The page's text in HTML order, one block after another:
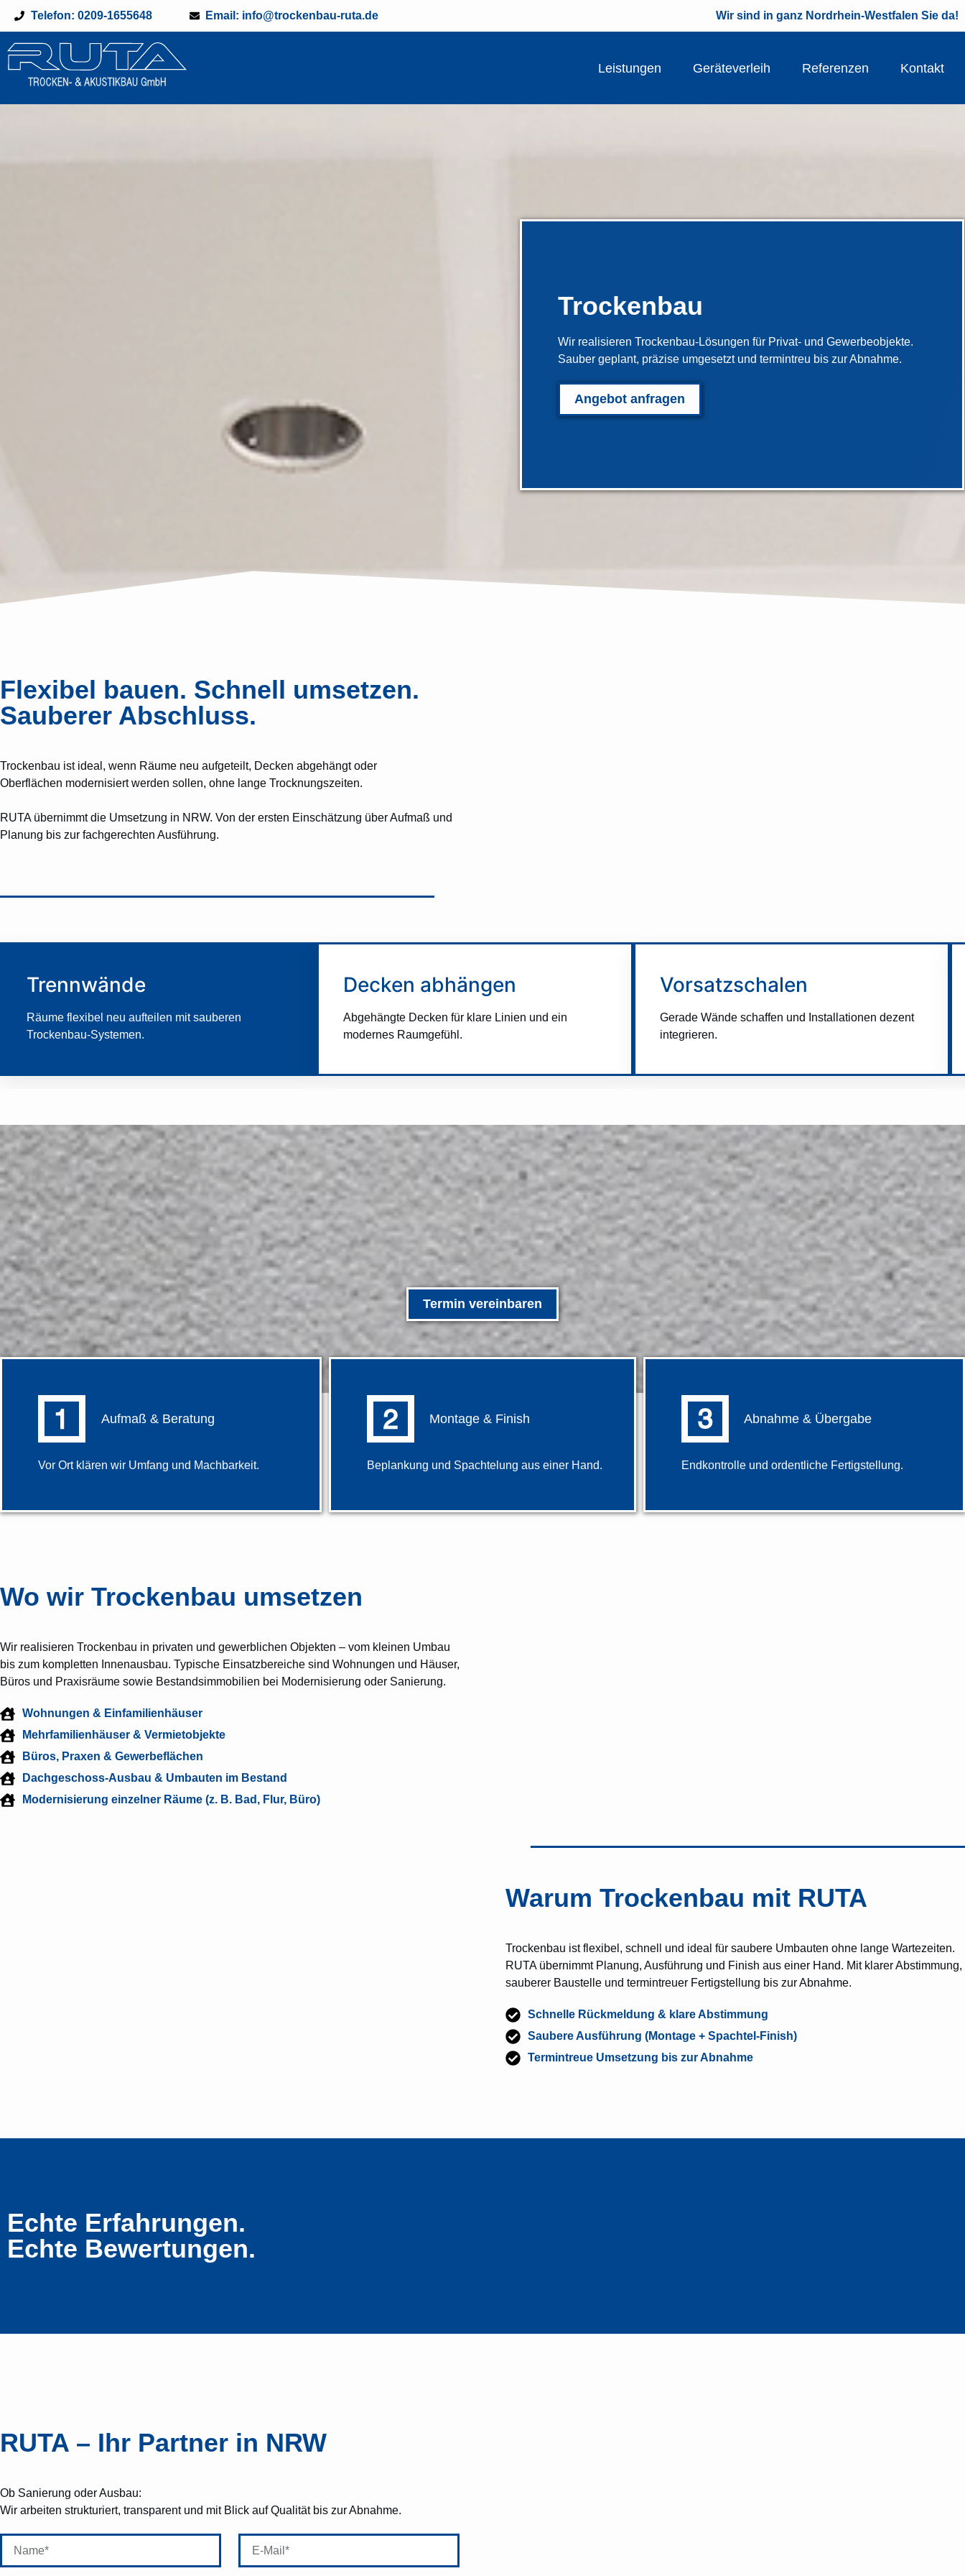
Telefon: 0209-1655648 Email: info@trockenbau-ruta.de Wir sind in ganz Nordrhein-Westfalen Sie da!
Leistungen Geräteverleih Referenzen Kontakt
Trockenbau
Wir realisieren Trockenbau-Lösungen für Privat- und Gewerbeobjekte.
Sauber geplant, präzise umgesetzt und termintreu bis zur Abnahme.
Angebot anfragen
Flexibel bauen. Schnell umsetzen.
Sauberer Abschluss.
Trockenbau ist ideal, wenn Räume neu aufgeteilt, Decken abgehängt oder
Oberflächen modernisiert werden sollen, ohne lange Trocknungszeiten.
RUTA übernimmt die Umsetzung in NRW. Von der ersten Einschätzung über Aufmaß und
Planung bis zur fachgerechten Ausführung.
Trennwände
Räume flexibel neu aufteilen mit sauberen
Trockenbau-Systemen.
Decken abhängen
Abgehängte Decken für klare Linien und ein
modernes Raumgefühl.
Vorsatzschalen
Gerade Wände schaffen und Installationen dezent
integrieren.
Termin vereinbaren
Aufmaß & Beratung
Vor Ort klären wir Umfang und Machbarkeit.
Montage & Finish
Beplankung und Spachtelung aus einer Hand.
Abnahme & Übergabe
Endkontrolle und ordentliche Fertigstellung.
Wo wir Trockenbau umsetzen
Wir realisieren Trockenbau in privaten und gewerblichen Objekten – vom kleinen Umbau
bis zum kompletten Innenausbau. Typische Einsatzbereiche sind Wohnungen und Häuser,
Büros und Praxisräume sowie Bestandsimmobilien bei Modernisierung oder Sanierung.
Wohnungen & Einfamilienhäuser
Mehrfamilienhäuser & Vermietobjekte
Büros, Praxen & Gewerbeflächen
Dachgeschoss-Ausbau & Umbauten im Bestand
Modernisierung einzelner Räume (z. B. Bad, Flur, Büro)
Warum Trockenbau mit RUTA
Trockenbau ist flexibel, schnell und ideal für saubere Umbauten ohne lange Wartezeiten.
RUTA übernimmt Planung, Ausführung und Finish aus einer Hand. Mit klarer Abstimmung,
sauberer Baustelle und termintreuer Fertigstellung bis zur Abnahme.
Schnelle Rückmeldung & klare Abstimmung
Saubere Ausführung (Montage + Spachtel-Finish)
Termintreue Umsetzung bis zur Abnahme
Echte Erfahrungen.
Echte Bewertungen.
RUTA – Ihr Partner in NRW
Ob Sanierung oder Ausbau:
Wir arbeiten strukturiert, transparent und mit Blick auf Qualität bis zur Abnahme.